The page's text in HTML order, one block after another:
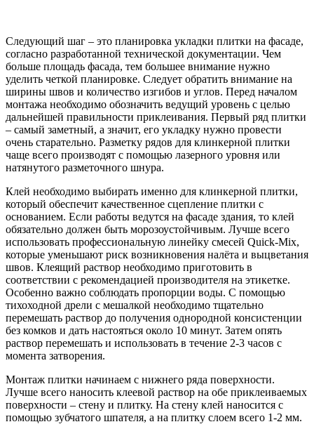
Следующий шаг – это планировка укладки плитки на фасаде,
согласно разработанной технической документации. Чем
больше площадь фасада, тем большее внимание нужно
уделить четкой планировке. Следует обратить внимание на
ширины швов и количество изгибов и углов. Перед началом
монтажа необходимо обозначить ведущий уровень с целью
дальнейшей правильности приклеивания. Первый ряд плитки
– самый заметный, а значит, его укладку нужно провести
очень старательно. Разметку рядов для клинкерной плитки
чаще всего производят с помощью лазерного уровня или
натянутого разметочного шнура.
Клей необходимо выбирать именно для клинкерной плитки,
который обеспечит качественное сцепление плитки с
основанием. Если работы ведутся на фасаде здания, то клей
обязательно должен быть морозоустойчивым. Лучше всего
использовать профессиональную линейку смесей Quick-Mix,
которые уменьшают риск возникновения налёта и выцветания
швов. Клеящий раствор необходимо приготовить в
соответствии с рекомендацией производителя на этикетке.
Особенно важно соблюдать пропорции воды. С помощью
тихоходной дрели с мешалкой необходимо тщательно
перемешать раствор до получения однородной консистенции
без комков и дать настояться около 10 минут. Затем опять
раствор перемешать и использовать в течение 2-3 часов с
момента затворения.
Монтаж плитки начинаем с нижнего ряда поверхности.
Лучше всего наносить клеевой раствор на обе приклеиваемых
поверхности – стену и плитку. На стену клей наносится с
помощью зубчатого шпателя, а на плитку слоем всего 1-2 мм.